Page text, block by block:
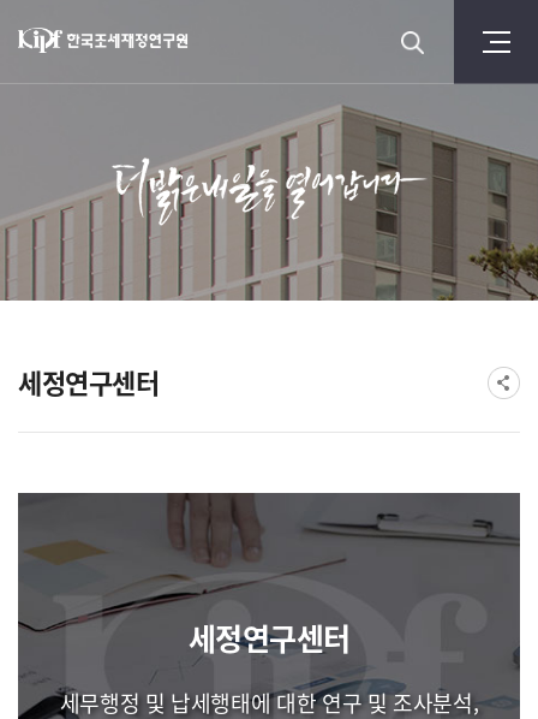
세정연구센터
세정연구센터
세무행정 및 납세행태에 대한 연구 및 조사분석,